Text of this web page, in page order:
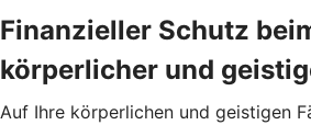
Finanzieller Schutz
körperlicher und
Auf Ihre körperlichen und geistigen